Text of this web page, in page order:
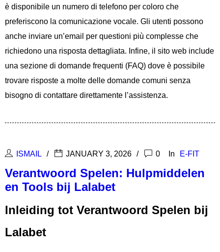
è disponibile un numero di telefono per coloro che
preferiscono la comunicazione vocale. Gli utenti possono
anche inviare un’email per questioni più complesse che
richiedono una risposta dettagliata. Infine, il sito web include
una sezione di domande frequenti (FAQ) dove è possibile
trovare risposte a molte delle domande comuni senza
bisogno di contattare direttamente l’assistenza.
ISMAIL JANUARY 3, 2026 0 In E-FIT
Verantwoord Spelen: Hulpmiddelen
en Tools bij Lalabet
Inleiding tot Verantwoord Spelen bij
Lalabet